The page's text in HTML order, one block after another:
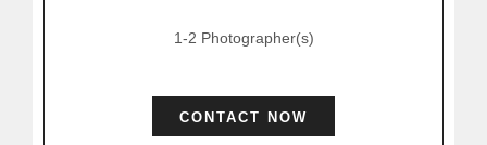
1-2 Photographer(s)
CONTACT NOW